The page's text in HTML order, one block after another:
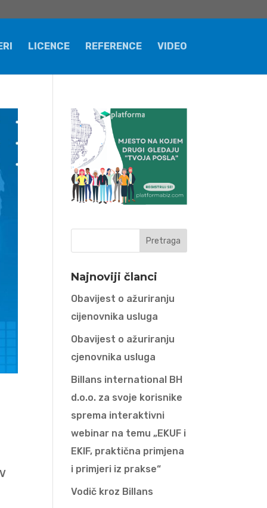
LICENCE REFERENCE VIDEO
Najnoviji članci
Obavijest o ažuriranju
cijenovnika usluga
Obavijest o ažuriranju
cjenovnika usluga
Billans international BH
d.o.o. za svoje korisnike
sprema interaktivni
webinar na temu „EKUF i
EKIF, praktična primjena
i primjeri iz prakse“
Vodič kroz Billans